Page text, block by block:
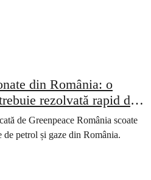
din România: o
rezolvată rapid de
de Greenpeace România scoate
petrol și gaze din România.